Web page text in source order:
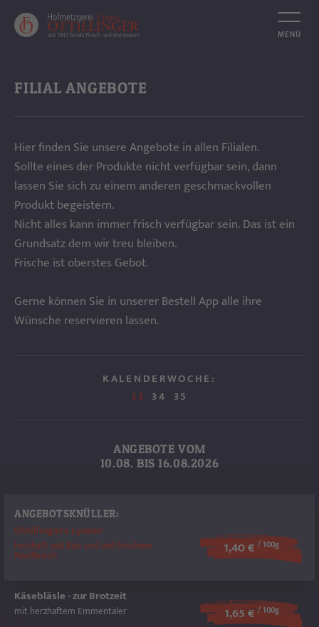
UNSER FLEISCH
ANGEBOTE
FILIAL ANGEBOTE
MITTAGSMENÜS
KILOMARKT-ANGEBOTE
FILIALEN
FLEISCH ABC
PARTYSERVICE
FILIAL ANGEBOTE
Hier finden Sie unsere Angebote in allen Filialen.
Sollte eines der Produkte nicht verfügbar sein, dann
lassen Sie sich zu einem anderen geschmackvollen
Produkt begeistern.
Nicht alles kann immer frisch verfügbar sein. Das ist ein
Grundsatz dem wir treu bleiben.
Frische ist oberstes Gebot.
Gerne können Sie in unserer Bestell App alle ihre
Wünsche reservieren lassen.
KALENDERWOCHE:
33 34 35
ANGEBOTE VOM
10.08. BIS 16.08.2026
ANGEBOTSKNÜLLER:
Ottillingers Lyoner
herzhaft mit Biss und viel frischem
Rindfleisch 1,40 €/ 100g
Käsebläsle - zur Brotzeit
mit herzhaftem Emmentaler 1,65 €/ 100g